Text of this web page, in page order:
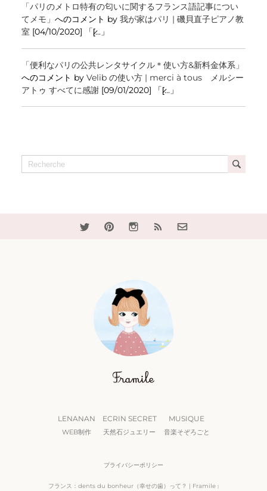
「パリのメトロ特有の匂いに関するフランス語記事につい
てメモ」 へのコメント by 我が家はパリ | 磯貝直子ピアノ教
室 [04/10/2020] 「[̷...」
「便利なパリの公共レンタサイクル＊使い方&新料金体系」
へのコメント by Velib の使い方 | merci à tous メルシー
アトゥ すべてに感謝[09/01/2020] 「[̷...」
LENANAN
WEB制作
ECRIN SECRET
天然石ジュエリー
MUSIQUE
音楽そぞろごと
プライバシーポリシー
フランス：dents du bonheur（幸せの歯）って？ | Framile